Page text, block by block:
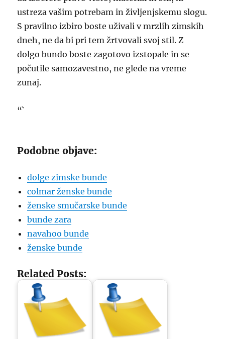
ustreza vašim potrebam in življenjskemu slogu.
S pravilno izbiro boste uživali v mrzlih zimskih
dneh, ne da bi pri tem žrtvovali svoj stil. Z
dolgo bundo boste zagotovo izstopale in se
počutile samozavestno, ne glede na vreme
zunaj.
“`
Podobne objave:
dolge zimske bunde
colmar ženske bunde
ženske smučarske bunde
bunde zara
navahoo bunde
ženske bunde
Related Posts: